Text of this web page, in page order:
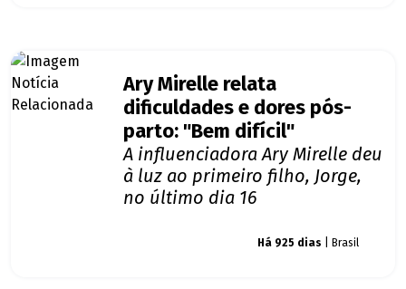
Ary Mirelle relata
dificuldades e dores pós-
parto: "Bem difícil"
A influenciadora Ary Mirelle deu
à luz ao primeiro filho, Jorge,
no último dia 16
Há 925 dias | Brasil